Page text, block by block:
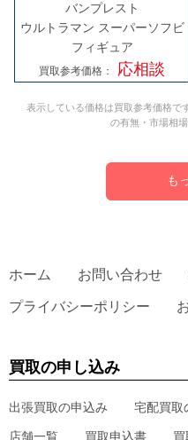
バンプレスト
ウルトラマン スーパーソフビ
フィギュア
買取参考価格： 応相談
表示している価格は買取参考価格で
の有無・市場相
も
ホーム お問い合わせ
プライバシーポリシー
買取の申し込み
出張買取の申込み 宅配買取
店舗一覧 買取申込書